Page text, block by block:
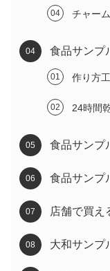
チャー
食品サンプ
作り方
24時間
食品サンプ
食品サンプ
店舗で買え
大和サンプ